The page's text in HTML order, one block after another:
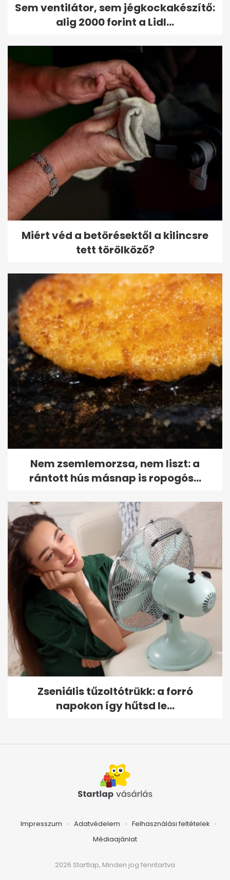
Sem ventilátor, sem jégkockakészítő:
alig 2000 forint a Lidl...
Miért véd a betörésektől a kilincsre
tett törölköző?
Nem zsemlemorzsa, nem liszt: a
rántott hús másnap is ropogós...
Zseniális tűzoltótrükk: a forró
napokon így hűtsd le...
Impresszum Adatvédelem
Felhasználási feltételek
Médiaajánlat
2026 Startlap, Minden jog fenntartva